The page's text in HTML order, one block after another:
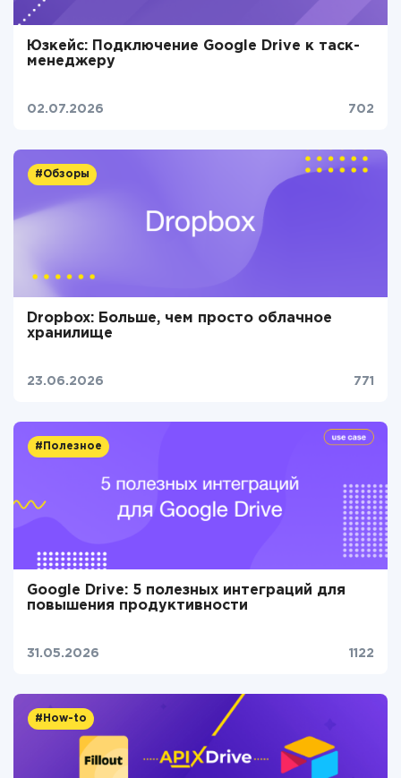
Юзкейс: Подключение Google Drive к таск-
менеджеру
02.07.2026 702
#Обзоры
Dropbox: Больше, чем просто облачное
хранилище
23.06.2026 771
#Полезное
Google Drive: 5 полезных интеграций для
повышения продуктивности
31.05.2026 1122
#How-to